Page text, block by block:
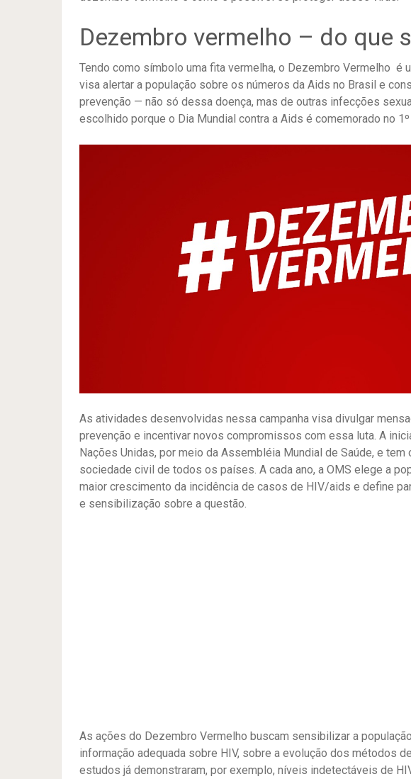
Dezembro vermelho – do que
Tendo como símbolo uma fita vermelha, o Dezembro Vermelho é
visa alertar a população sobre os números da Aids no Brasil e
prevenção — não só dessa doença, mas de outras infecções
escolhido porque o Dia Mundial contra a Aids é comemorado no
As atividades desenvolvidas nessa campanha visa divulgar
prevenção e incentivar novos compromissos com essa luta. A
Nações Unidas, por meio da Assembléia Mundial de Saúde, e
sociedade civil de todos os países. A cada ano, a OMS elege a
maior crescimento da incidência de casos de HIV/aids e define
e sensibilização sobre a questão.
As ações do Dezembro Vermelho buscam sensibilizar a
informação adequada sobre HIV, sobre a evolução dos métodos
estudos já demonstraram, por exemplo, níveis indetectáveis de